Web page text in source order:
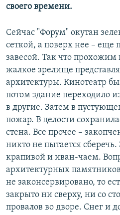
своего времени.
Сейчас "Форум" окутан
сеткой, а поверх нее –
завесой. Так что прохожим
жалкое зрелище
архитектуры. Кинотеатр
потом здание переходило
в другие. Затем в
пожар. В целости
стена. Все прочее –
никто не пытается
крапивой и иван-чаем.
архитектурных
не законсервировано, то
закрыто ни сверху, ни со
провалов во дворе. Снег и